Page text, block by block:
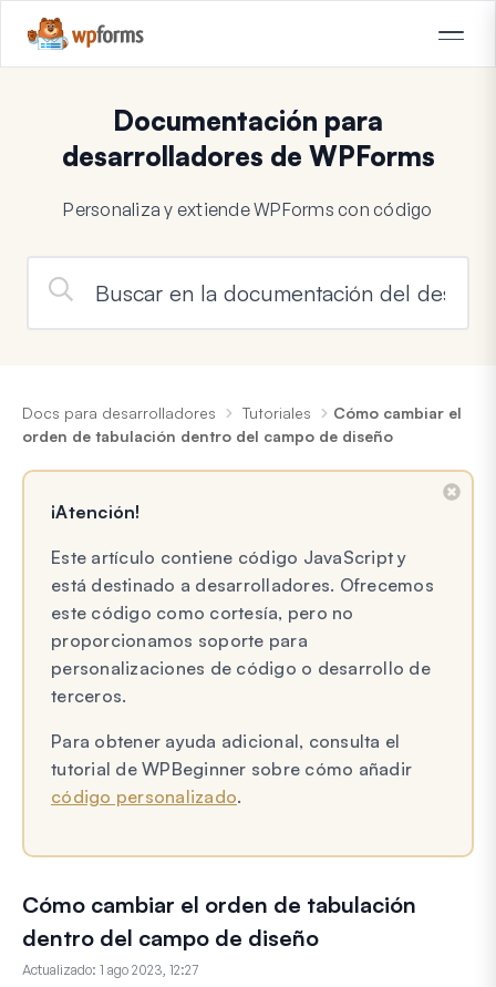
Documentación para
desarrolladores de WPForms
Personaliza y extiende WPForms con código
Docs para desarrolladores Tutoriales
Cómo cambiar el
orden de tabulación dentro del campo de diseño
¡Atención!
Este artículo contiene código JavaScript y
está destinado a desarrolladores. Ofrecemos
este código como cortesía, pero no
proporcionamos soporte para
personalizaciones de código o desarrollo de
terceros.
Para obtener ayuda adicional, consulta el
tutorial de WPBeginner sobre cómo añadir
código personalizado.
Cómo cambiar el orden de tabulación
dentro del campo de diseño
Actualizado: 1 ago 2023, 12:27